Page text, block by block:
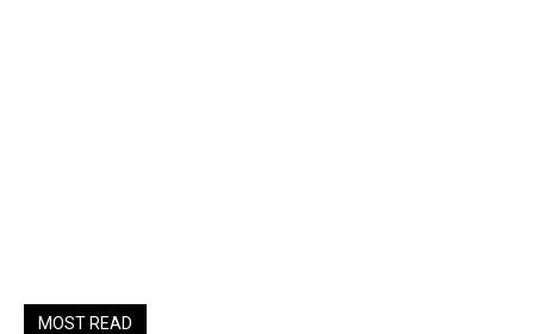
MOST READ